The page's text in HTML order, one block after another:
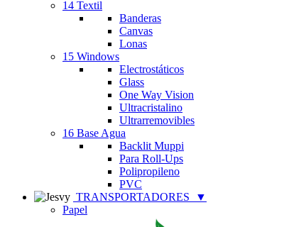
14 Textil
Banderas
Canvas
Lonas
15 Windows
Electrostáticos
Glass
One Way Vision
Ultracristalino
Ultrarremovibles
16 Base Agua
Backlit Muppi
Para Roll-Ups
Polipropileno
PVC
TRANSPORTADORES
▼
Papel